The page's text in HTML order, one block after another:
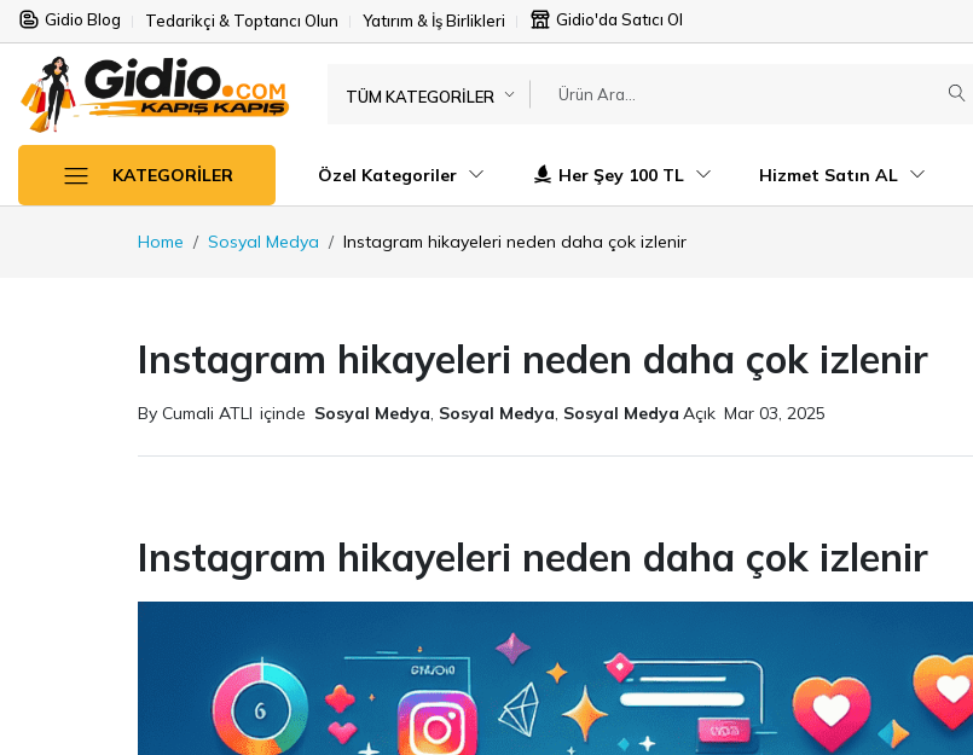
Gidio Blog Tedarikçi & Toptancı Olun Yatırım & İş Birlikleri Gidio'da Satıcı Ol
TÜM KATEGORILER
KATEGORILER Özel Kategoriler Her Şey 100 TL Hizmet Satın AL
Home Sosyal Medya Instagram hikayeleri neden daha çok izlenir
Instagram hikayeleri neden daha çok izlenir
By Cumali ATLI içinde Sosyal Medya Sosyal Medya Sosyal Medya Açık Mar 03, 2025
Instagram hikayeleri neden daha çok izlenir